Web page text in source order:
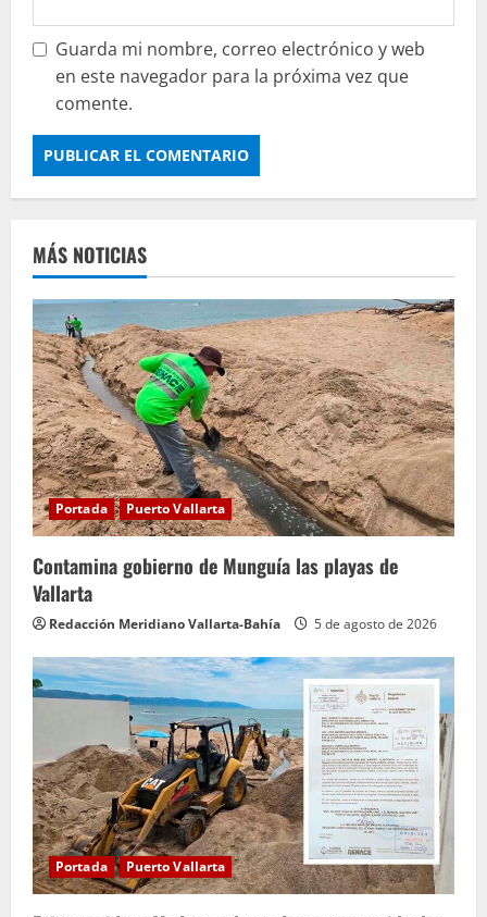
Guarda mi nombre, correo electrónico y web
en este navegador para la próxima vez que
comente.
MÁS NOTICIAS
Portada Puerto Vallarta
Contamina gobierno de Munguía las playas de
Vallarta
Redacción Meridiano Vallarta-Bahía 5 de agosto de 2026
Portada Puerto Vallarta